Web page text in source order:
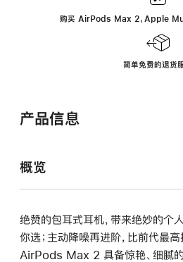
购买 AirPods Max 2，Apple
简单免费的退货
产品信息
概览
绝赞的包耳式耳机，带来绝妙的个
你选；主动降噪再进阶，比前代最
AirPods Max 2 具备惊艳、细腻